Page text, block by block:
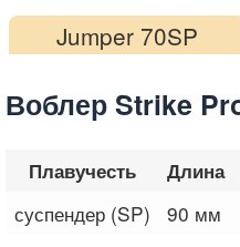
Jumper 70SP
Воблер Strike
Плавучесть Длина
суспендер (SP) 90 мм